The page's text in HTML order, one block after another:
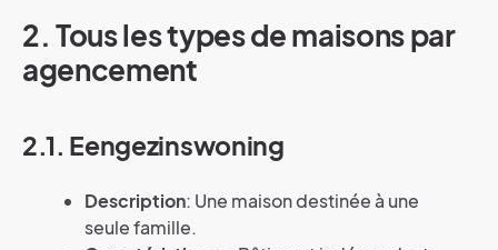
2. Tous les types de maisons par
agencement
2.1. Eengezinswoning
Description: Une maison destinée à une
seule famille.